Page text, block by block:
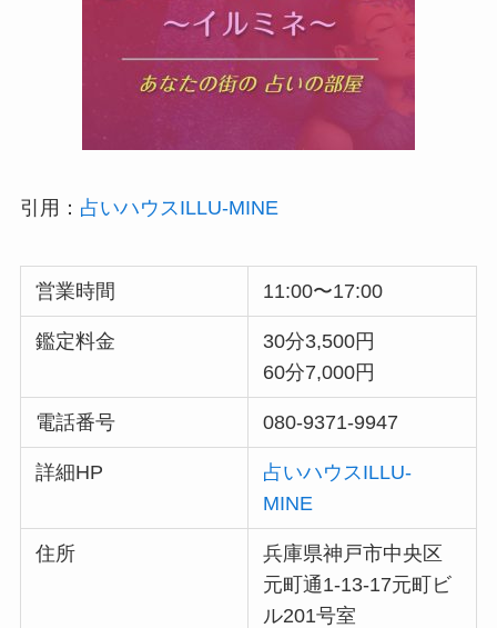
引用： 占いハウスILLU-MINE
営業時間 11:00〜17:00
鑑定料金
30分3,500円
60分7,000円
電話番号 080-9371-9947
詳細HP
占いハウスILLU-
MINE
住所
兵庫県神戸市中央区
元町通1-13-17元町ビ
ル201号室